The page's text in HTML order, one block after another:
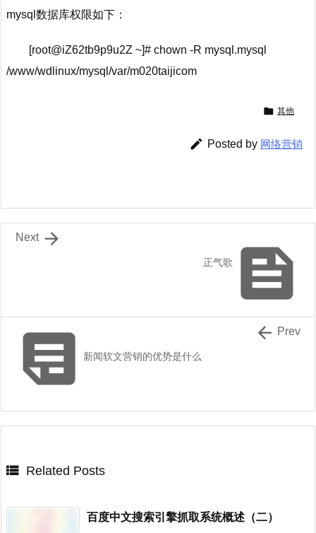
mysql数据库权限如下：
[root@iZ62tb9p9u2Z ~]# chown -R mysql.mysql
/www/wdlinux/mysql/var/m020taijicom
 其他
 Posted by 网络营销

正气歌

Next
新闻软文营销的优势是什么
 Prev
 Related Posts
百度中文搜索引擎抓取系统概述（二）